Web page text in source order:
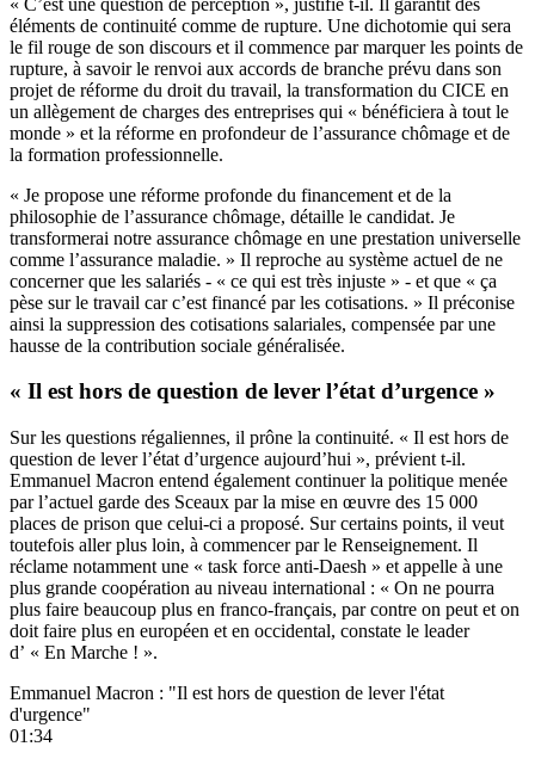
éléments de continuité comme de rupture. Une dichotomie qui sera
le fil rouge de son discours et il commence par marquer les points de
rupture, à savoir le renvoi aux accords de branche prévu dans son
projet de réforme du droit du travail, la transformation du CICE en
un allègement de charges des entreprises qui « bénéficiera à tout le
monde » et la réforme en profondeur de l’assurance chômage et de
la formation professionnelle.
« Je propose une réforme profonde du financement et de la
philosophie de l’assurance chômage, détaille le candidat. Je
transformerai notre assurance chômage en une prestation universelle
comme l’assurance maladie. » Il reproche au système actuel de ne
concerner que les salariés - « ce qui est très injuste » - et que « ça
pèse sur le travail car c’est financé par les cotisations. » Il préconise
ainsi la suppression des cotisations salariales, compensée par une
hausse de la contribution sociale généralisée.
« Il est hors de question de lever l’état d’urgence »
Sur les questions régaliennes, il prône la continuité. « Il est hors de
question de lever l’état d’urgence aujourd’hui », prévient t-il.
Emmanuel Macron entend également continuer la politique menée
par l’actuel garde des Sceaux par la mise en œuvre des 15 000
places de prison que celui-ci a proposé. Sur certains points, il veut
toutefois aller plus loin, à commencer par le Renseignement. Il
réclame notamment une « task force anti-Daesh » et appelle à une
plus grande coopération au niveau international : « On ne pourra
plus faire beaucoup plus en franco-français, par contre on peut et on
doit faire plus en européen et en occidental, constate le leader
d’ « En Marche ! ».
Emmanuel Macron : "Il est hors de question de lever l'état
d'urgence"
01:34